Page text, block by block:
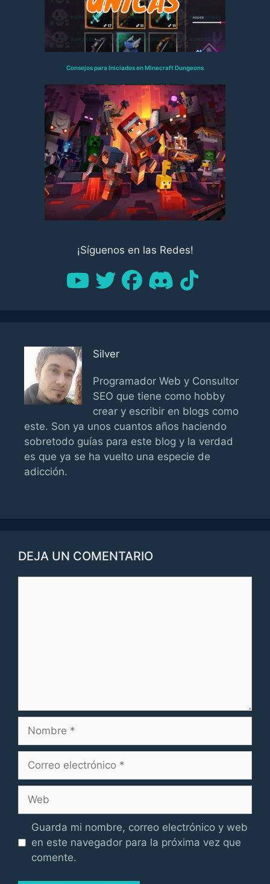
Consejos para Iniciados en Minecraft Dungeons
¡Síguenos en las Redes!
Silver
Programador Web y Consultor
SEO que tiene como hobby
crear y escribir en blogs como
este. Son ya unos cuantos años haciendo
sobretodo guías para este blog y la verdad
es que ya se ha vuelto una especie de
adicción.
DEJA UN COMENTARIO
Nombre
Correo
Web
Guarda mi nombre, correo electrónico y web
en este navegador para la próxima vez que
comente.